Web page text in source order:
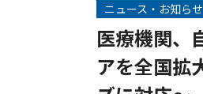
ニュース・お知らせ
医療機関、
アを全国拡